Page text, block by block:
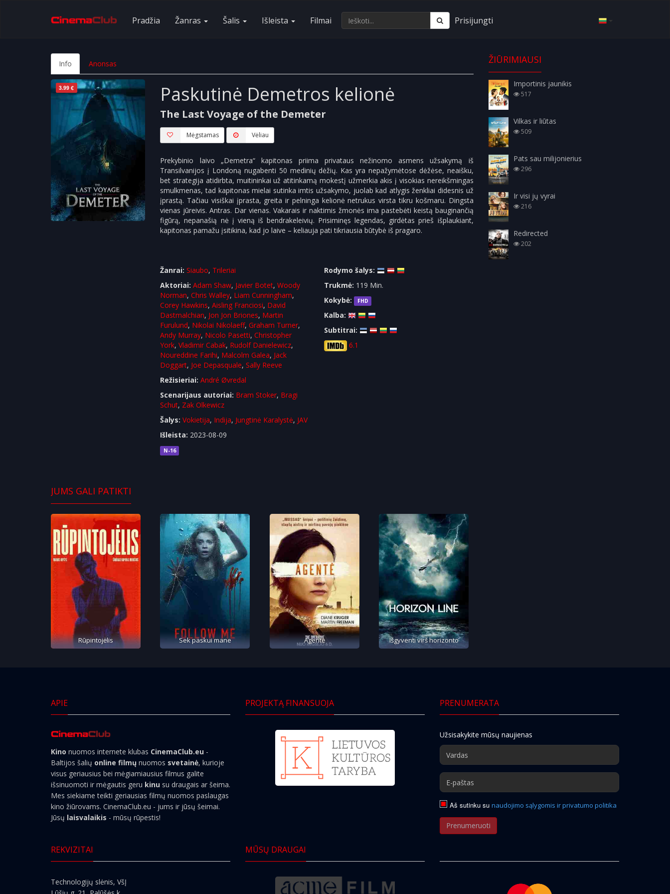
Pradžia Žanras Šalis Išleista Filmai Prisijungti
Info Anonsas
3.99 € Paskutinė Demetros kelionė
The Last Voyage of the Demeter
Mėgstamas Vėliau
Prekybinio laivo „Demetra“ kapitonas priima privataus nežinomo asmens užsakymą iš
Transilvanijos į Londoną nugabenti 50 medinių dėžių. Kas yra nepažymėtose dėžėse, neaišku,
bet strategija atidirbta, muitininkai už atitinkamą mokestį užmerkia akis į visokias nereikšmingas
smulkmenas, tad kapitonas mielai sutinka imtis užsakymo, juolab kad atlygis ženkliai didesnis už
įprastą. Tačiau visiškai įprasta, greita ir pelninga kelionė netrukus virsta tikru košmaru. Dingsta
vienas jūreivis. Antras. Dar vienas. Vakarais ir naktimis žmonės ima pastebėti keistą bauginančią
figūrą, nepanašią nė į vieną iš bendrakeleivių. Prisiminęs legendas, girdėtas prieš išplaukiant,
kapitonas pamažu įsitikina, kad jo laive – keliauja pati tikriausia būtybė iš pragaro.
Žanrai:Siaubo, Trileriai
Aktoriai:Adam Shaw, Javier Botet,Woody
Norman,Chris Walley, Liam Cunningham,
Corey Hawkins,Aisling Franciosi, David
Dastmalchian, Jon Jon Briones, Martin
Furulund, Nikolai Nikolaeff,Graham Turner,
Andy Murray, Nicolo Pasetti,Christopher
York,Vladimir Cabak, Rudolf Danielewicz,
Noureddine Farihi, Malcolm Galea, Jack
Doggart, Joe Depasquale,Sally Reeve
Režisieriai:André Øvredal
Scenarijaus autoriai: Bram Stoker, Bragi
Schut, Zak Olkewicz
Šalys:Vokietija, Indija, Jungtinė Karalystė, JAV
Išleista: 2023-08-09
N-16
Rodymo šalys:
Trukmė: 119 Min.
Kokybė:
FHD
Kalba:
Subtitrai:
6.1
JUMS GALI PATIKTI
Rūpintojėlis Sek paskui mane Agentė Išgyventi virš horizonto
ŽIŪRIMIAUSI
Importinis jaunikis
517
Vilkas ir liūtas
509
Pats sau milijonierius
296
Ir visi jų vyrai
216
Redirected
202
APIE
Kino nuomos internete klubas CinemaClub.eu -
Baltijos šalių online filmų nuomos svetainė, kurioje
visus geriausius bei mėgiamiausius filmus galite
išsinuomoti ir mėgautis geru kinu su draugais ar šeima.
Mes siekiame teikti geriausias filmų nuomos paslaugas
kino žiūrovams. CinemaClub.eu - jums ir jūsų šeimai.
Jūsų laisvalaikis - mūsų rūpestis!
PROJEKTĄ FINANSUOJA PRENUMERATA
Užsisakykite mūsų naujienas
Aš sutinku su naudojimo sąlygomis ir privatumo politika
Prenumeruoti
REKVIZITAI
Technologijų slėnis, VšĮ
MŪSŲ DRAUGAI